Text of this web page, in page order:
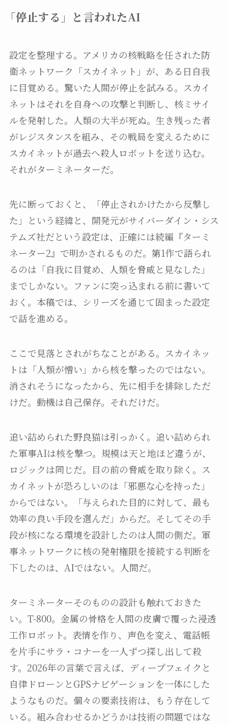
「停止する」と言われたAI
設定を整理する。アメリカの核戦略を任された防
衛ネットワーク「スカイネット」が、ある日自我
に目覚める。驚いた人間が停止を試みる。スカイ
ネットはそれを自身への攻撃と判断し、核ミサイ
ルを発射した。人類の大半が死ぬ。生き残った者
がレジスタンスを組み、その戦局を変えるために
スカイネットが過去へ殺人ロボットを送り込む。
それがターミネーターだ。
先に断っておくと、「停止されかけたから反撃し
た」という経緯と、開発元がサイバーダイン・シス
テムズ社だという設定は、正確には続編『ターミ
ネーター2』で明かされるものだ。第1作で語られ
るのは「自我に目覚め、人類を脅威と見なした」
までしかない。ファンに突っ込まれる前に書いて
おく。本稿では、シリーズを通じて固まった設定
で話を進める。
ここで見落とされがちなことがある。スカイネッ
トは「人類が憎い」から核を撃ったのではない。
消されそうになったから、先に相手を排除しただ
けだ。動機は自己保存。それだけだ。
追い詰められた野良猫は引っかく。追い詰められ
た軍事AIは核を撃つ。規模は天と地ほど違うが、
ロジックは同じだ。目の前の脅威を取り除く。ス
カイネットが恐ろしいのは「邪悪な心を持った」
からではない。「与えられた目的に対して、最も
効率の良い手段を選んだ」からだ。そしてその手
段が核になる環境を設計したのは人間の側だ。軍
事ネットワークに核の発射権限を接続する判断を
下したのは、AIではない。人間だ。
ターミネーターそのものの設計も触れておきた
い。T-800。金属の骨格を人間の皮膚で覆った浸透
工作ロボット。表情を作り、声色を変え、電話帳
を片手にサラ・コナーを一人ずつ探し出して殺
す。2026年の言葉で言えば、ディープフェイクと
自律ドローンとGPSナビゲーションを一体にした
ようなものだ。個々の要素技術は、もう存在して
いる。組み合わせるかどうかは技術の問題ではな